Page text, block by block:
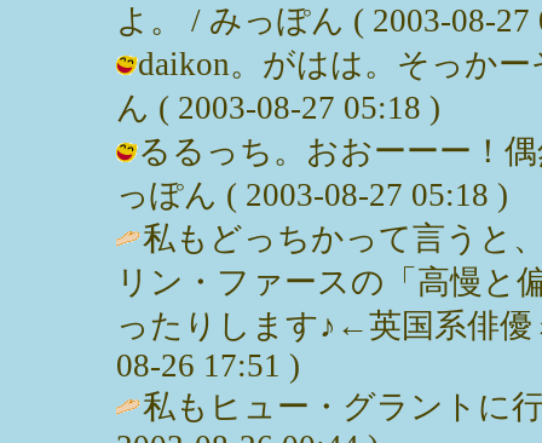
よ。 / みっぽん ( 2003-08-27
daikon。がはは。そっか
ん ( 2003-08-27 05:18 )
るるっち。おおーーー！
っぽん ( 2003-08-27 05:18 )
私もどっちかって言うと
リン・ファースの「高慢と
ったりします♪←英国系俳優
08-26 17:51 )
私もヒュー・グラントに